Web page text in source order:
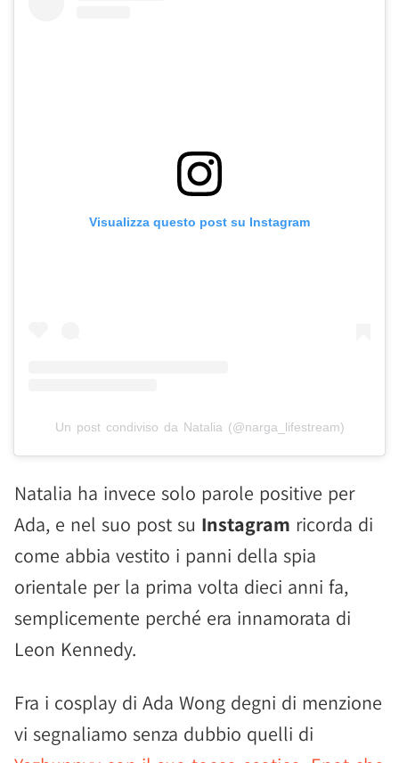
Visualizza questo post su Instagram
Un post condiviso da Natalia (@narga_lifestream)
Natalia ha invece solo parole positive per
Ada, e nel suo post su Instagram ricorda di
come abbia vestito i panni della spia
orientale per la prima volta dieci anni fa,
semplicemente perché era innamorata di
Leon Kennedy.
Fra i cosplay di Ada Wong degni di menzione
vi segnaliamo senza dubbio quelli di